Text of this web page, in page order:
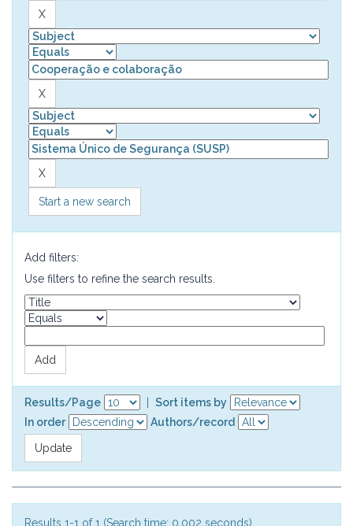
Start a new search
Add filters:
Use filters to refine the search results.
Results/Page
Sort items by
In order
Authors/record
Results 1-1 of 1 (Search time: 0.002 seconds).